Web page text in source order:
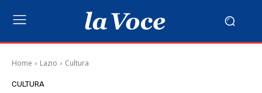
Home Lazio Cultura
CULTURA